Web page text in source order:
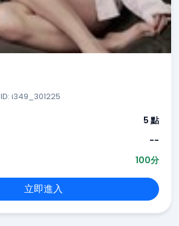
ID: i349_301225
5 點
--
100分
立即進入